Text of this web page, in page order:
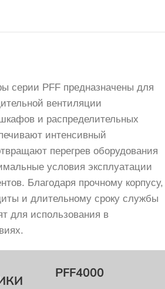
серии PFF предназначены для
вентиляции
и распределительных
интенсивный
перегрев оборудования
условия эксплуатации
Благодаря прочному корпусу,
и длительному сроку службы
для использования в
PFF4000